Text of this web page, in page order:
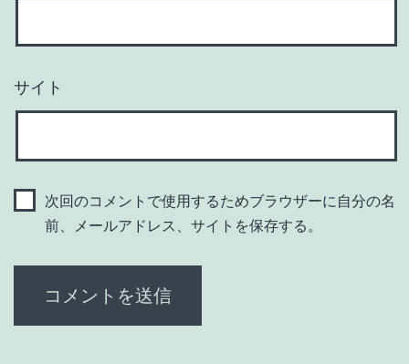
サイト
次回のコメントで使用するためブラウザーに自分の名
前、メールアドレス、サイトを保存する。